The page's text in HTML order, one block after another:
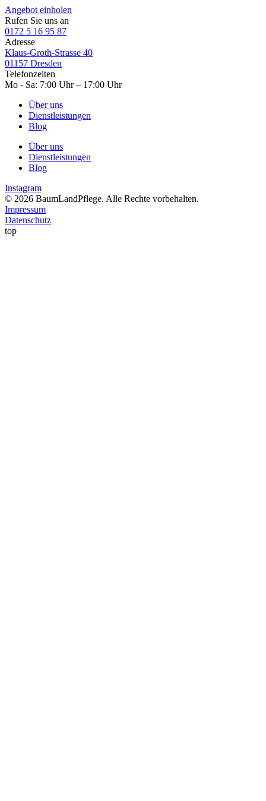
Angebot einholen
Rufen Sie uns an
0172 5 16 95 87
Adresse
Klaus-Groth-Strasse 40
01157 Dresden
Telefonzeiten
Mo - Sa: 7:00 Uhr – 17:00 Uhr
Über uns
Dienstleistungen
Blog
Über uns
Dienstleistungen
Blog
Instagram
© 2026 BaumLandPflege. Alle Rechte vorbehalten.
Impressum
Datenschutz
top